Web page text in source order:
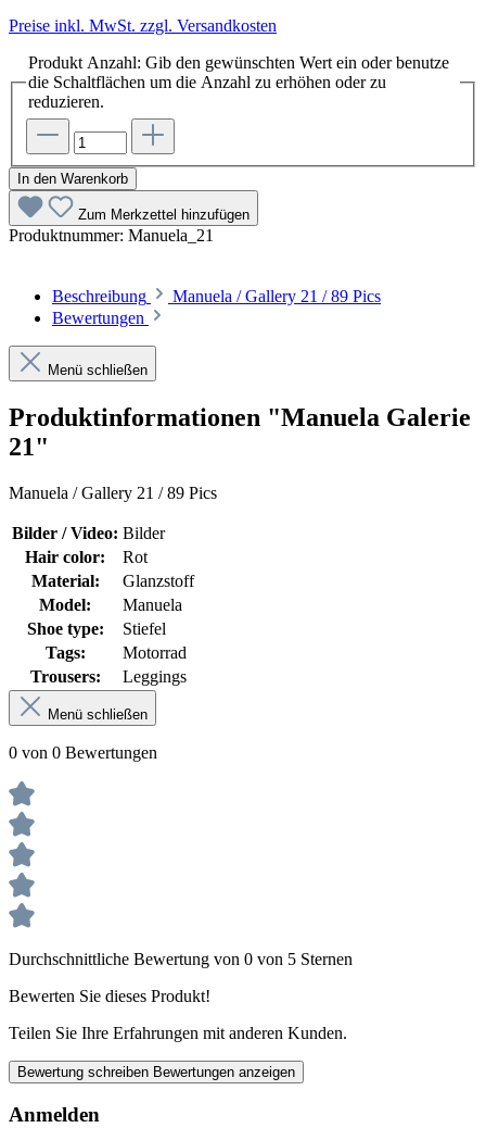
Preise inkl. MwSt. zzgl. Versandkosten
Produkt Anzahl: Gib den gewünschten Wert ein oder benutze
die Schaltflächen um die Anzahl zu erhöhen oder zu
reduzieren.
In den Warenkorb
Zum Merkzettel hinzufügen
Produktnummer: Manuela_21
Beschreibung
Manuela / Gallery 21 / 89 Pics
Bewertungen
Menü schließen
Produktinformationen "Manuela Galerie
21"
Manuela / Gallery 21 / 89 Pics
Bilder / Video: Bilder
Hair color:
Rot
Material:
Glanzstoff
Model:
Manuela
Shoe type:
Stiefel
Tags:
Motorrad
Trousers:
Leggings
Menü schließen
0 von 0 Bewertungen
Durchschnittliche Bewertung von 0 von 5 Sternen
Bewerten Sie dieses Produkt!
Teilen Sie Ihre Erfahrungen mit anderen Kunden.
Bewertung schreiben Bewertungen anzeigen
Anmelden